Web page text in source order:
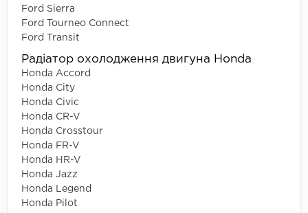
Ford Sierra
Ford Tourneo Connect
Ford Transit
Радіатор охолодження двигуна Honda
Honda Accord
Honda City
Honda Civic
Honda CR-V
Honda Crosstour
Honda FR-V
Honda HR-V
Honda Jazz
Honda Legend
Honda Pilot